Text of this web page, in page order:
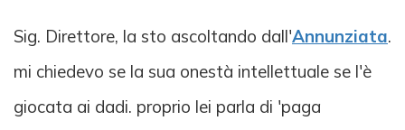
Sig. Direttore, la sto ascoltando dall'Annunziata.
mi chiedevo se la sua onestà intellettuale se l'è
giocata ai dadi. proprio lei parla di 'paga